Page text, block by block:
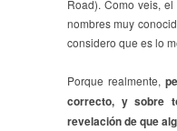
Road). Como veis,
nombres muy
considero que es lo
Porque realmente,
correcto, y sobre
revelación de que